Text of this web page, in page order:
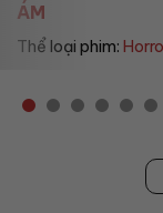
ÁM
Thể loại phim: